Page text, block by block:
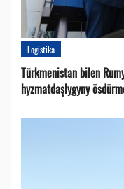
Logistika
Türkmenistan bilen
hyzmatdaşlygyny